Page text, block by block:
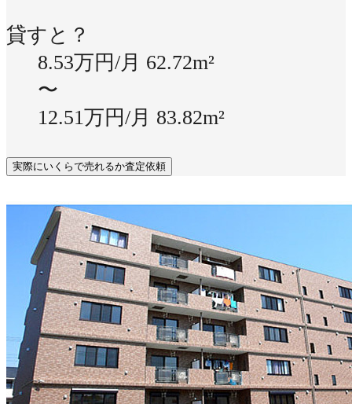
貸すと？
8.53万円/月 62.72m²
〜
12.51万円/月 83.82m²
実際にいくらで売れるか査定依頼